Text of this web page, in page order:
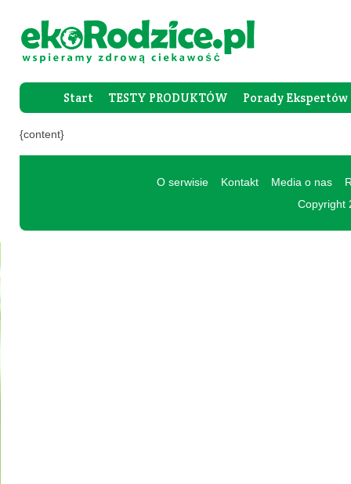
Start TESTY PRODUKTÓW Porady Ekspertów
{content}
O serwisie Kontakt Media o nas
Copyright